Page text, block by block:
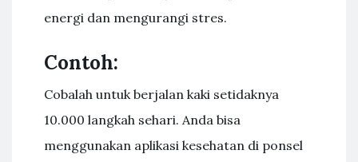
energi dan mengurangi stres.
Contoh:
Cobalah untuk berjalan kaki setidaknya
10.000 langkah sehari. Anda bisa
menggunakan aplikasi kesehatan di ponsel